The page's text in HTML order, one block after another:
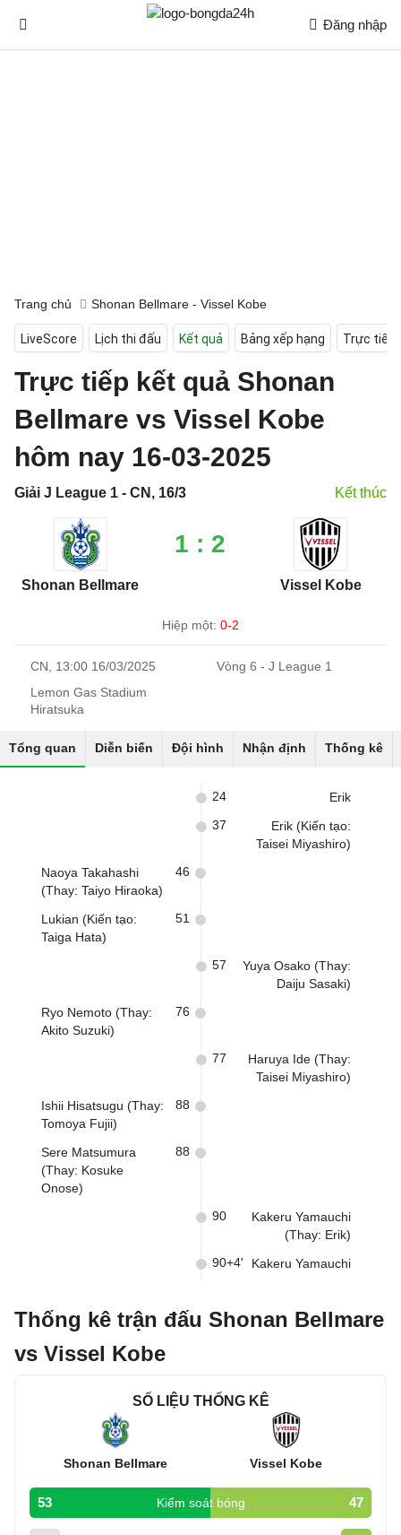
Đăng nhập
Trang chủ Shonan Bellmare - Vissel Kobe
LiveScore Lịch thi đấu Kết quả Bảng xếp hạng Trực tiếp
Trực tiếp kết quả Shonan
Bellmare vs Vissel Kobe
hôm nay 16-03-2025
Giải J League 1 - CN, 16/3 Kết thúc
Shonan Bellmare
1 : 2
Vissel Kobe
Hiệp một: 0-2
CN, 13:00 16/03/2025
Vòng 6 - J League 1
Lemon Gas Stadium
Hiratsuka
Tổng quan Diễn biến Đội hình Nhận định Thống kê
Erik
24
Erik (Kiến tạo:
Taisei Miyashiro)
37
Naoya Takahashi
(Thay: Taiyo Hiraoka)
46
Lukian (Kiến tạo:
Taiga Hata)
51
Yuya Osako (Thay:
Daiju Sasaki)
57
Ryo Nemoto (Thay:
Akito Suzuki)
76
Haruya Ide (Thay:
Taisei Miyashiro)
77
Ishii Hisatsugu (Thay:
Tomoya Fujii)
88
Sere Matsumura
(Thay: Kosuke
Onose)
88
Kakeru Yamauchi
(Thay: Erik)
90
Kakeru Yamauchi
90+4'
Thống kê trận đấu Shonan Bellmare
vs Vissel Kobe
SỐ LIỆU THỐNG KÊ
Shonan Bellmare Vissel Kobe
53 Kiểm soát bóng 47